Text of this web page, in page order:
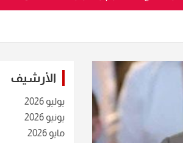
الأرشيف
يوليو 2026
يونيو 2026
مايو 2026